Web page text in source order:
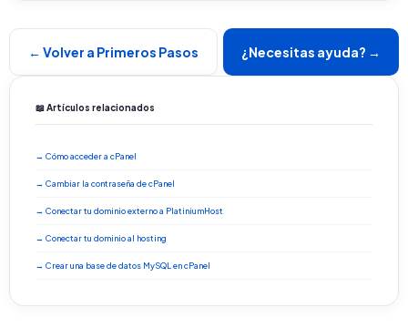
← Volver a Primeros Pasos ¿Necesitas ayuda? →
📖 Artículos relacionados
→ Cómo acceder a cPanel
→ Cambiar la contraseña de cPanel
→ Conectar tu dominio externo a PlatiniumHost
→ Conectar tu dominio al hosting
→ Crear una base de datos MySQL en cPanel